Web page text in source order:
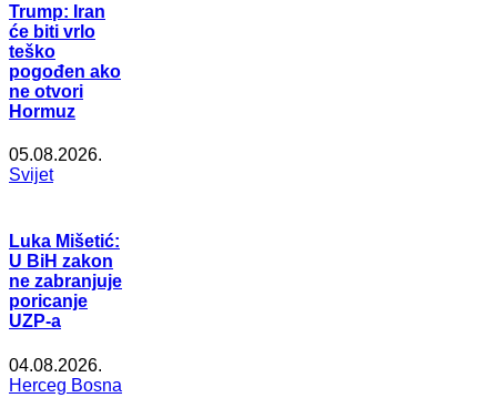
Trump: Iran
će biti vrlo
teško
pogođen ako
ne otvori
Hormuz
05.08.2026.
Svijet
Luka Mišetić:
U BiH zakon
ne zabranjuje
poricanje
UZP-a
04.08.2026.
Herceg Bosna